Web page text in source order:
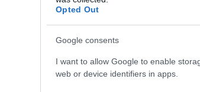
Opted Out
Google consents
I want to allow Google to enable
web or device identifiers in apps.